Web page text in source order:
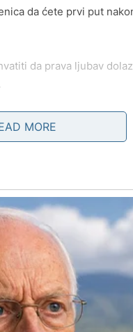
da ćete prvi put
da prava ljubav
iz prošlosti.
želite i nećete više
nesporazume koji ih
da partner
MORE